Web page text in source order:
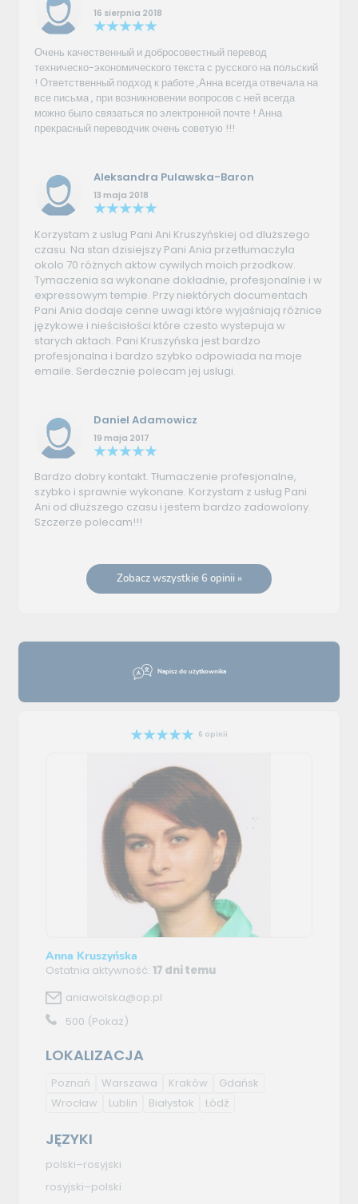
Napisz do użytkownika
6 opinii
Anna Kruszyńska
Ostatnia aktywność:17 dni temu
aniawolska@op.pl
500 (Pokaż)
LOKALIZACJA
Poznań Warszawa Kraków
Gdańsk
Wrocław
Lublin Białystok Łódź
JĘZYKI
polski–rosyjski
rosyjski–polski
16 sierpnia 2018
Очень качественный и добросовестный перевод
техническо-экономического текста с русского на польский
! Ответственный подход к работе ,Анна всегда отвечала на
все письма , при возникновении вопросов с ней всегда
можно было связаться по электронной почте ! Анна
прекрасный переводчик очень советую !!!
Aleksandra Pulawska-Baron
13 maja 2018
Korzystam z uslug Pani Ani Kruszyńskiej od dluższego
czasu. Na stan dzisiejszy Pani Ania przetłumaczyla
okolo 70 różnych aktow cywilych moich przodkow.
Tymaczenia sa wykonane dokładnie, profesjonalnie i w
expressowym tempie. Przy niektórych documentach
Pani Ania dodaje cenne uwagi które wyjaśniają różnice
językowe i nieścisłości które czesto wystepuja w
starych aktach. Pani Kruszyńska jest bardzo
profesjonalna i bardzo szybko odpowiada na moje
emaile. Serdecznie polecam jej uslugi.
Daniel Adamowicz
19 maja 2017
Bardzo dobry kontakt. Tłumaczenie profesjonalne,
szybko i sprawnie wykonane. Korzystam z usług Pani
Ani od dłuższego czasu i jestem bardzo zadowolony.
Szczerze polecam!!!
Zobacz wszystkie 6 opinii »